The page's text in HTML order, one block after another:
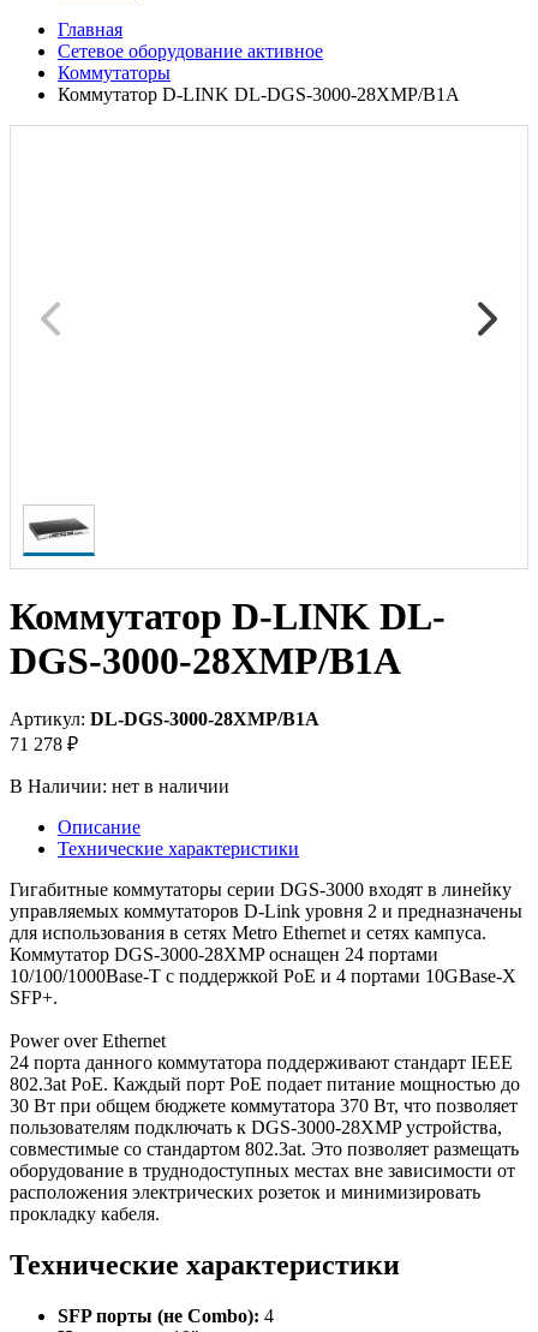
Главная
Сетевое оборудование активное
Коммутаторы
Коммутатор D-LINK DL-DGS-3000-28XMP/B1A
Коммутатор D-LINK DL-
DGS-3000-28XMP/B1A
Артикул: DL-DGS-3000-28XMP/B1A
71 278 ₽
В Наличии: нет в наличии
Описание
Технические характеристики
Гигабитные коммутаторы серии DGS-3000 входят в линейку
управляемых коммутаторов D-Link уровня 2 и предназначены
для использования в сетях Metro Ethernet и сетях кампуса.
Коммутатор DGS-3000-28XMP оснащен 24 портами
10/100/1000Base-T с поддержкой PoE и 4 портами 10GBase-X
SFP+.
Power over Ethernet
24 порта данного коммутатора поддерживают стандарт IEEE
802.3at PoE. Каждый порт PoE подает питание мощностью до
30 Вт при общем бюджете коммутатора 370 Вт, что позволяет
пользователям подключать к DGS-3000-28XMP устройства,
совместимые со стандартом 802.3at. Это позволяет размещать
оборудование в труднодоступных местах вне зависимости от
расположения электрических розеток и минимизировать
прокладку кабеля.
Технические характеристики
SFP порты (не Combo): 4